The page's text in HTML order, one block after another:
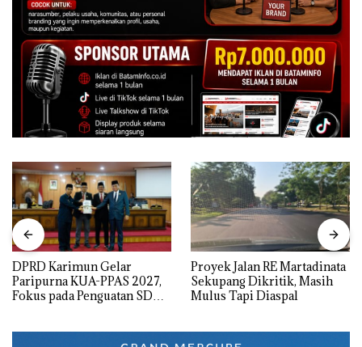
DPRD Karimun Gelar
Paripurna KUA-PPAS 2027,
Fokus pada Penguatan SDM,
Proyek Jalan RE Martadinata
Sekupang Dikritik, Masih
Mulus Tapi Diaspal